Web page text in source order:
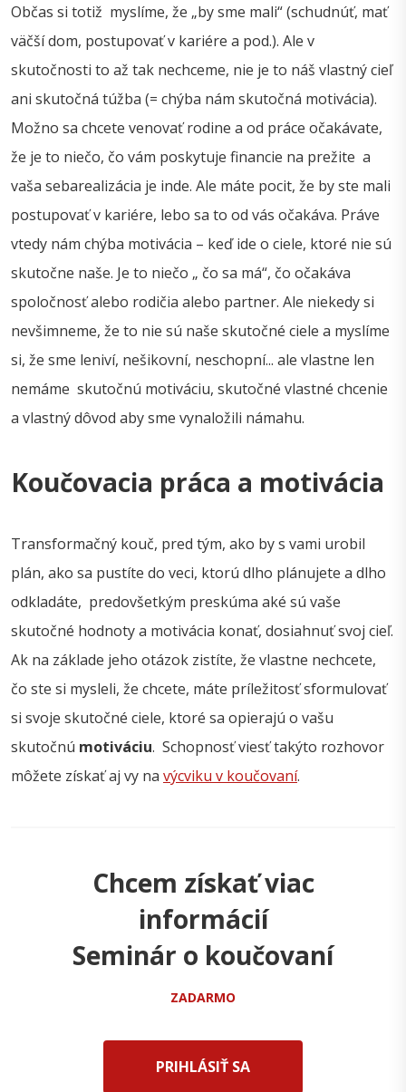
Občas si totiž myslíme, že „by sme mali“ (schudnúť, mať
väčší dom, postupovať v kariére a pod.). Ale v
skutočnosti to až tak nechceme, nie je to náš vlastný cieľ
ani skutočná túžba (= chýba nám skutočná motivácia).
Možno sa chcete venovať rodine a od práce očakávate,
že je to niečo, čo vám poskytuje financie na prežite a
vaša sebarealizácia je inde. Ale máte pocit, že by ste mali
postupovať v kariére, lebo sa to od vás očakáva. Práve
vtedy nám chýba motivácia – keď ide o ciele, ktoré nie sú
skutočne naše. Je to niečo „ čo sa má“, čo očakáva
spoločnosť alebo rodičia alebo partner. Ale niekedy si
nevšimneme, že to nie sú naše skutočné ciele a myslíme
si, že sme leniví, nešikovní, neschopní... ale vlastne len
nemáme skutočnú motiváciu, skutočné vlastné chcenie
a vlastný dôvod aby sme vynaložili námahu.
Koučovacia práca a motivácia
Transformačný kouč, pred tým, ako by s vami urobil
plán, ako sa pustíte do veci, ktorú dlho plánujete a dlho
odkladáte, predovšetkým preskúma aké sú vaše
skutočné hodnoty a motivácia konať, dosiahnuť svoj cieľ.
Ak na základe jeho otázok zistíte, že vlastne nechcete,
čo ste si mysleli, že chcete, máte príležitosť sformulovať
si svoje skutočné ciele, ktoré sa opierajú o vašu
skutočnú motiváciu. Schopnosť viesť takýto rozhovor
môžete získať aj vy na výcviku v koučovaní.
Chcem získať viac
informácií
Seminár o koučovaní
ZADARMO
PRIHLÁSIŤ SA